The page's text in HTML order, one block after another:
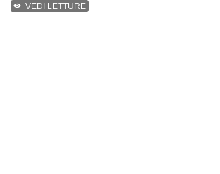
VEDI LETTURE